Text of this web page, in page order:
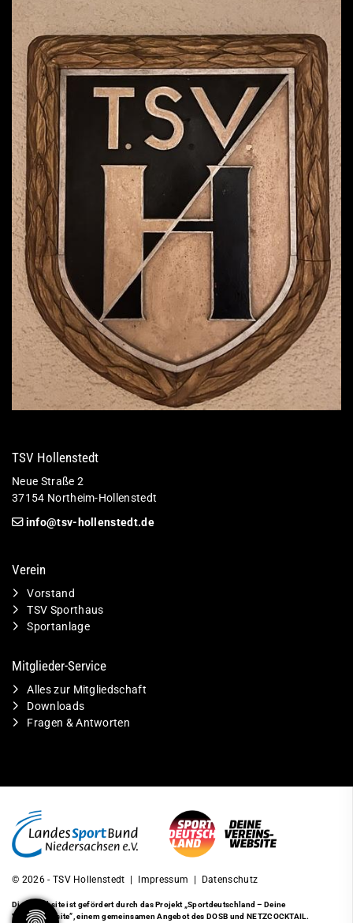
TSV Hollenstedt
Neue Straße 2
37154 Northeim-Hollenstedt
info@tsv-hollenstedt.de
Verein
Vorstand
TSV Sporthaus
Sportanlage
Mitglieder-Service
Alles zur Mitgliedschaft
Downloads
Fragen & Antworten
© 2026 - TSV Hollenstedt | Impressum Datenschutz
Diese Website ist gefördert durch das Projekt„Sportdeutschland – Deine
Vereinswebsite”, einem gemeinsamen Angebot des DOSB und NETZCOCKTAIL.